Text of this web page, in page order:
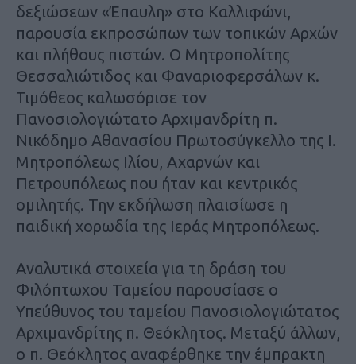
δεξιώσεων «Έπαυλη» στο Καλλιφώνι,
παρουσία εκπροσώπων των τοπικών Αρχών
και πλήθους πιστών. Ο Μητροπολίτης
Θεσσαλιώτιδος και Φαναριοφερσάλων κ.
Τιμόθεος καλωσόρισε τον
Πανοσιολογιώτατο Αρχιμανδρίτη π.
Νικόδημο Αθανασίου Πρωτοσύγκελλο της Ι.
Μητροπόλεως Ιλίου, Αχαρνών και
Πετρουπόλεως που ήταν και κεντρικός
ομιλητής. Την εκδήλωση πλαισίωσε η
παιδική χορωδία της Ιεράς Μητροπόλεως.
Αναλυτικά στοιχεία για τη δράση του
Φιλόπτωχου Ταμείου παρουσίασε ο
Υπεύθυνος του ταμείου Πανοσιολογιώτατος
Αρχιμανδρίτης π. Θεόκλητος. Μεταξύ άλλων,
ο π. Θεόκλητος αναφέρθηκε την έμπρακτη